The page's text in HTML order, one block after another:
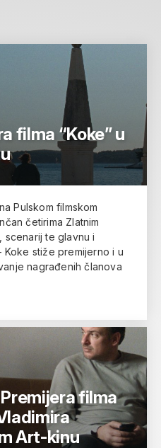
filma “Koke” u
Pulskom filmskom
četirima Zlatnim
scenarij te glavnu i
stiže premijerno i u
nagrađenih članova
filma
Art-kinu